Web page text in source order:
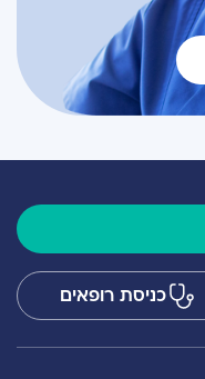
כניסת רופאים